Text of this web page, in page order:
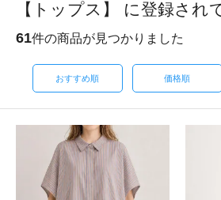
【トップス】 に登録され
61件の商品が見つかりました
おすすめ順 価格順